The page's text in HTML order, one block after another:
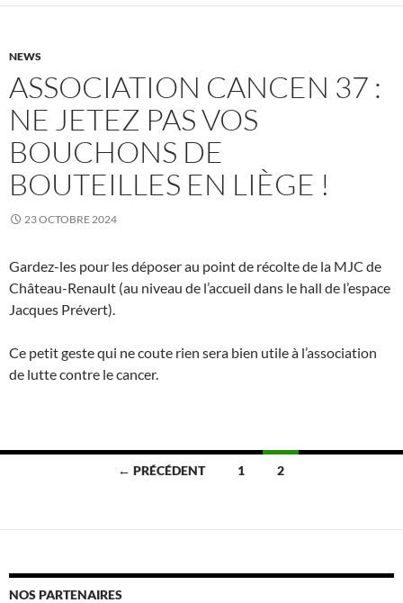
NEWS
ASSOCIATION CANCEN 37 :
NE JETEZ PAS VOS
BOUCHONS DE
BOUTEILLES EN LIÈGE !
23 OCTOBRE 2024
Gardez-les pour les déposer au point de récolte de la MJC de
Château-Renault (au niveau de l’accueil dans le hall de l’espace
Jacques Prévert).
Ce petit geste qui ne coute rien sera bien utile à l’association
de lutte contre le cancer.
articles
← PRÉCÉDENT 1 2
NOS PARTENAIRES